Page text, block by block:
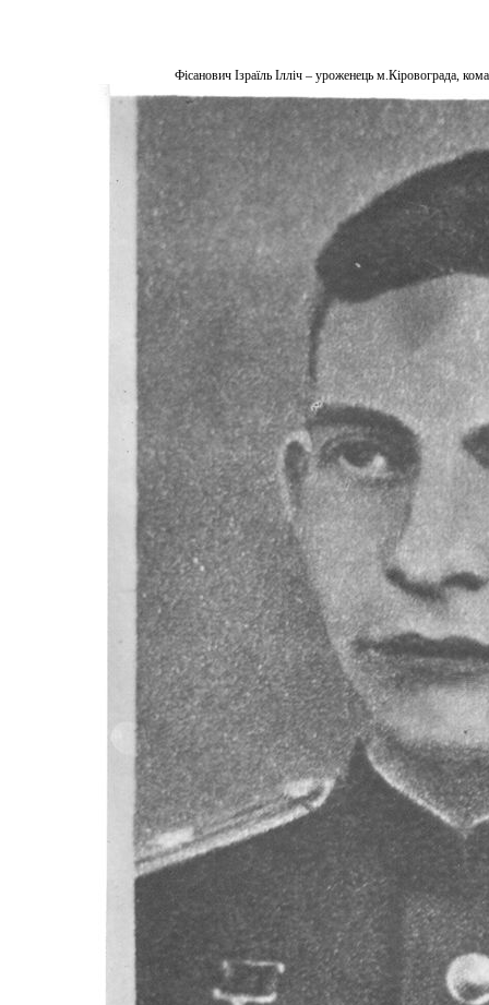
Фісанович Ізраїль Ілліч – уроженець м.Кіровограда,